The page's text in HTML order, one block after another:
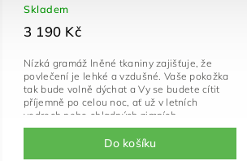
Skladem
3 190 Kč
Do košíku
Nízká gramáž lněné tkaniny zajišťuje, že
povlečení je lehké a vzdušné. Vaše pokožka
tak bude volně dýchat a Vy se budete cítit
příjemně po celou noc, ať už v letních
vedrech nebo chladných zimních
měsících. Modrá barva je prokazatelně
spojována s pocity klidu a míru, čímž